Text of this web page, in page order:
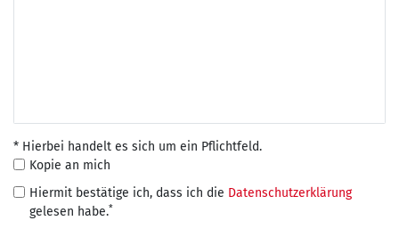
* Hierbei handelt es sich um ein Pflichtfeld.
Kopie an mich
Hiermit bestätige ich, dass ich die Daten­schutz­erklärung
gelesen habe.*